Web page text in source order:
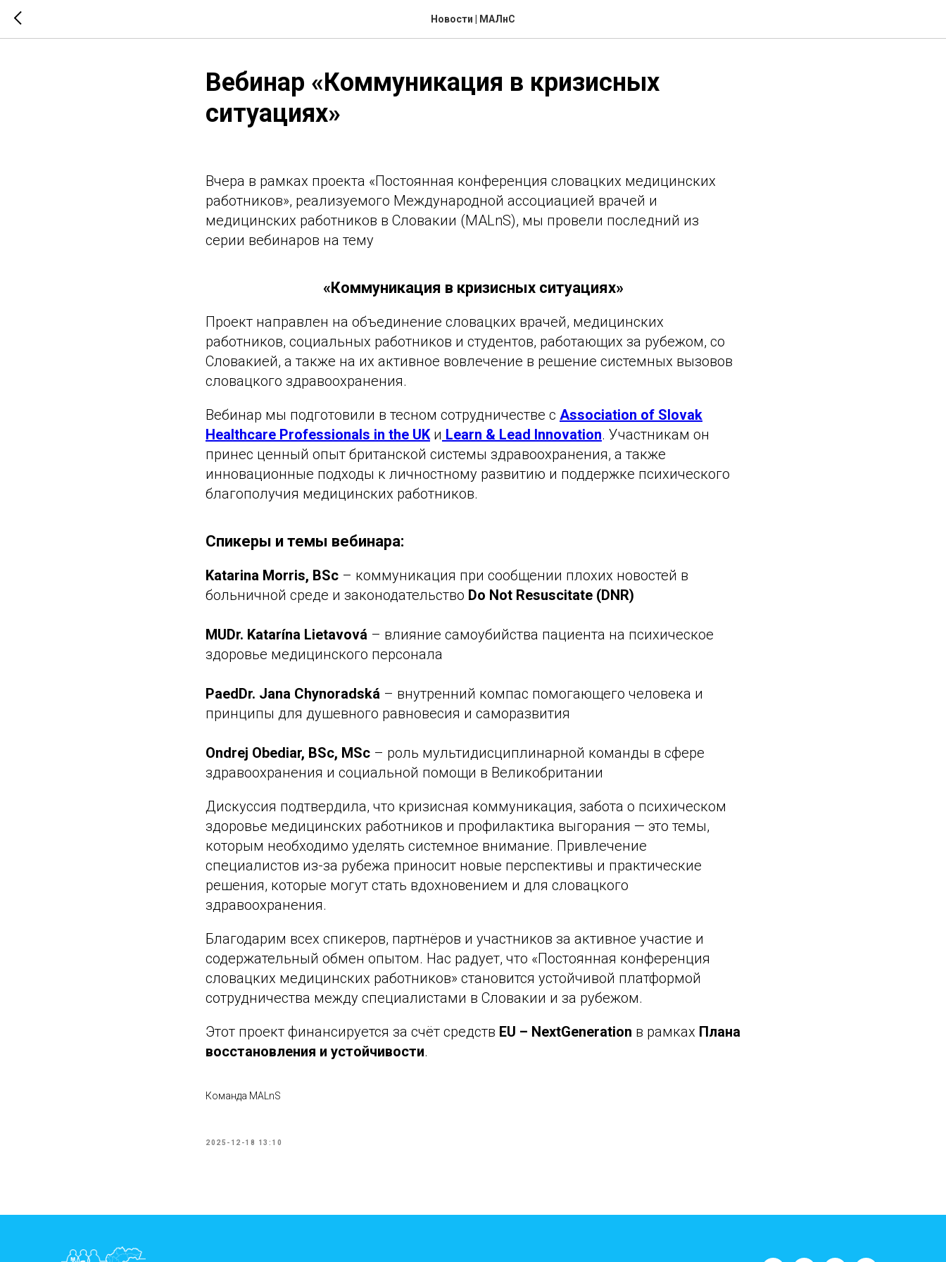
Новости | МАЛнС
Вебинар «Коммуникация в кризисных
ситуациях»
Вчера в рамках проекта «Постоянная конференция словацких медицинских
работников», реализуемого Международной ассоциацией врачей и
медицинских работников в Словакии (MALnS), мы провели последний из
серии вебинаров на тему
«Коммуникация в кризисных ситуациях»
Проект направлен на объединение словацких врачей, медицинских
работников, социальных работников и студентов, работающих за рубежом, со
Словакией, а также на их активное вовлечение в решение системных вызовов
словацкого здравоохранения.
Вебинар мы подготовили в тесном сотрудничестве с Association of Slovak
Healthcare Professionals in the UKи Learn & Lead Innovation. Участникам он
принес ценный опыт британской системы здравоохранения, а также
инновационные подходы к личностному развитию и поддержке психического
благополучия медицинских работников.
Спикеры и темы вебинара:
Katarina Morris, BSc – коммуникация при сообщении плохих новостей в
больничной среде и законодательство Do Not Resuscitate (DNR)
MUDr. Katarína Lietavová – влияние самоубийства пациента на психическое
здоровье медицинского персонала
PaedDr. Jana Chynoradská – внутренний компас помогающего человека и
принципы для душевного равновесия и саморазвития
Ondrej Obediar, BSc, MSc – роль мультидисциплинарной команды в сфере
здравоохранения и социальной помощи в Великобритании
Дискуссия подтвердила, что кризисная коммуникация, забота о психическом
здоровье медицинских работников и профилактика выгорания — это темы,
которым необходимо уделять системное внимание. Привлечение
специалистов из-за рубежа приносит новые перспективы и практические
решения, которые могут стать вдохновением и для словацкого
здравоохранения.
Благодарим всех спикеров, партнёров и участников за активное участие и
содержательный обмен опытом. Нас радует, что «Постоянная конференция
словацких медицинских работников» становится устойчивой платформой
сотрудничества между специалистами в Словакии и за рубежом.
Этот проект финансируется за счёт средств EU – NextGeneration в рамках Плана
восстановления и устойчивости.
Команда MALnS
2025-12-18 13:10